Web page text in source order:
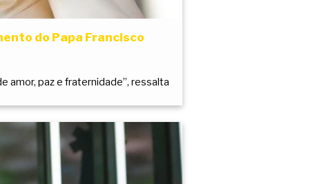
do Papa Francisco
amor, paz e fraternidade”, ressalta